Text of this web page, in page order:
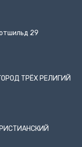
29
ТРЁХ РЕЛИГИЙ